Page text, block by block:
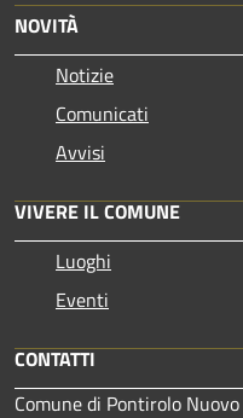
NOVITÀ
Notizie
Comunicati
Avvisi
VIVERE IL COMUNE
Luoghi
Eventi
CONTATTI
Comune di Pontirolo Nuovo